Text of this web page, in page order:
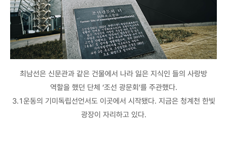
최남선은 신문관과 같은 건물에서 나라 잃은 지식인 들의 사랑방
역할을 했던 단체 ‘조선 광문회’를 주관했다.
3.1운동의 기미독립선언서도 이곳에서 시작됐다. 지금은 청계천 한빛
광장이 자리하고 있다.